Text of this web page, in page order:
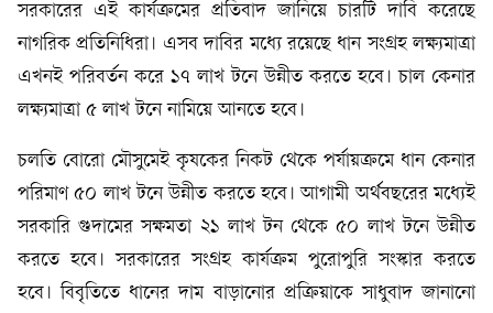
সরকারের এই কার্যক্রমের প্রতিবাদ জানিয়ে চারটি দাবি করেছে
নাগরিক প্রতিনিধিরা। এসব দাবির মধ্যে রয়েছে ধান সংগ্রহ লক্ষ্যমাত্রা
এখনই পরিবর্তন করে ১৭ লাখ টনে উন্নীত করতে হবে। চাল কেনার
লক্ষ্যমাত্রা ৫ লাখ টনে নামিয়ে আনতে হবে।
চলতি বোরো মৌসুমেই কৃষকের নিকট থেকে পর্যায়ক্রমে ধান কেনার
পরিমাণ ৫০ লাখ টনে উন্নীত করতে হবে। আগামী অর্থবছরের মধ্যেই
সরকারি গুদামের সক্ষমতা ২১ লাখ টন থেকে ৫০ লাখ টনে উন্নীত
করতে হবে। সরকারের সংগ্রহ কার্যক্রম পুরোপুরি সংস্কার করতে
হবে। বিবৃতিতে ধানের দাম বাড়ানোর প্রক্রিয়াকে সাধুবাদ জানানো